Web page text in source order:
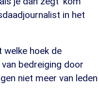
in het
hoek de
bedreiging door
niet meer van leden